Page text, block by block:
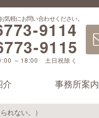
気軽にお問い合わせください。
9114
9115
～18:00 土日祝除く
介 事務所案内
れない。）